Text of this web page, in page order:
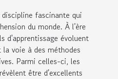
fascinante qui
du monde. À l'ère
d'apprentissage évoluent
voie à des méthodes
Parmi celles-ci, les
être d'excellents